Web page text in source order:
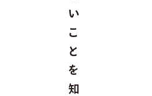
い
こ
と
を
知